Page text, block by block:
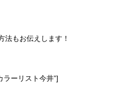
法もお伝えします！
ラーリスト今井”]